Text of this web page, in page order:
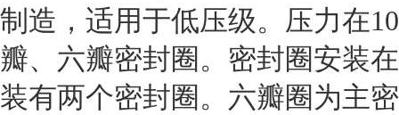
制造，适用于低压级。 压力在
瓣、六瓣密封圈。密封圈安装
装有两个密封圈。六瓣圈为主